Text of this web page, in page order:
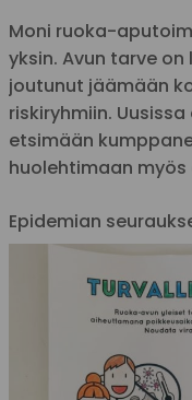
Moni ruoka-
yksin. Avun tarve
joutunut jäämään
riskiryhmiin.
etsimään
huolehtimaan
Epidemian